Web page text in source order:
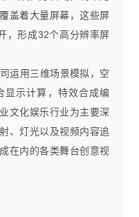
盖着大量屏幕，这些屏
，形成32个高分辨率屏
运用三维场景模拟，空
显示计算，特效合成编
文化娱乐行业为主要深
、灯光以及视频内容追
在内的各类舞台创意视